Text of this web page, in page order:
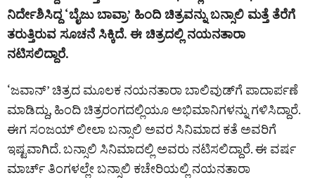
ನಿರ್ದೇಶಿಸಿದ್ದ ‘ಬೈಜು ಬಾವ್ರಾ’ ಹಿಂದಿ ಚಿತ್ರವನ್ನು ಬನ್ಸಾಲಿ ಮತ್ತೆ ತೆರೆಗೆ
ತರುತ್ತಿರುವ ಸೂಚನೆ ಸಿಕ್ಕಿದೆ. ಈ ಚಿತ್ರದಲ್ಲಿ ನಯನತಾರಾ
ನಟಿಸಲಿದ್ದಾರೆ.
‘ಜವಾನ್’ ಚಿತ್ರದ ಮೂಲಕ ನಯನತಾರಾ ಬಾಲಿವುಡ್​ಗೆ ಪಾದಾರ್ಪಣೆ
ಮಾಡಿದ್ದು, ಹಿಂದಿ ಚಿತ್ರರಂಗದಲ್ಲಿಯೂ ಅಭಿಮಾನಿಗಳನ್ನು ಗಳಿಸಿದ್ದಾರೆ.
ಈಗ ಸಂಜಯ್‌ ಲೀಲಾ ಬನ್ಸಾಲಿ ಅವರ ಸಿನಿಮಾದ ಕತೆ ಅವರಿಗೆ
ಇಷ್ಟವಾಗಿದೆ. ಬನ್ಸಾಲಿ ಸಿನಿಮಾದಲ್ಲಿ ಅವರು ನಟಿಸಲಿದ್ದಾರೆ. ಈ ವರ್ಷ
ಮಾರ್ಚ್ ತಿಂಗಳಲ್ಲೇ ಬನ್ಸಾಲಿ ಕಚೇರಿಯಲ್ಲಿ ನಯನತಾರಾ